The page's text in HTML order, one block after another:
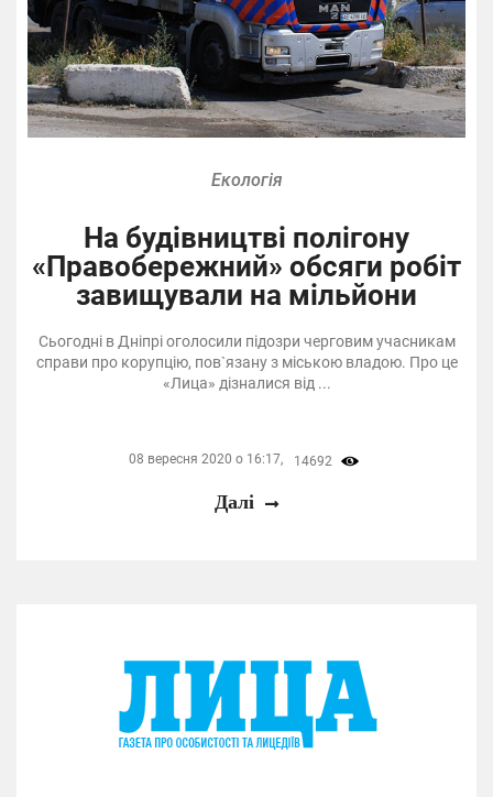
Екологія
На будівництві полігону
«Правобережний» обсяги робіт
завищували на мільйони
Сьогодні в Дніпрі оголосили підозри черговим учасникам
справи про корупцію, пов`язану з міською владою. Про це
«Лица» дізналися від ...
08 вересня 2020 о 16:17, 14692
Далі